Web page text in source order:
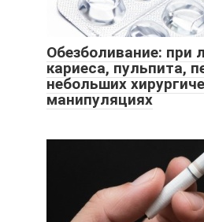
Обезболивание: при
кариеса, пульпита,
небольших
манипуляциях